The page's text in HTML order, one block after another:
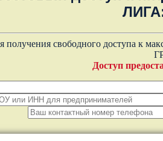
получения свободного доступа к
Доступ